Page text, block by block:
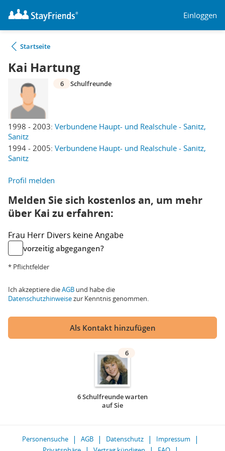
Einloggen
Startseite
Kai Hartung
1998 - 2003: Verbundene Haupt- und Realschule - Sanitz,
Sanitz
1994 - 2005: Verbundene Haupt- und Realschule - Sanitz,
Sanitz
6 Schulfreunde
Profil melden
Melden Sie sich kostenlos an, um mehr
über Kai zu erfahren:
Frau Herr Divers keine Angabe
vorzeitig abgegangen?
* Pflichtfelder
Ich akzeptiere dieAGB und habe die
Datenschutzhinweisezur Kenntnis genommen.
Als Kontakt hinzufügen
6
6 Schulfreunde warten
auf Sie
Personensuche AGB Datenschutz
Impressum